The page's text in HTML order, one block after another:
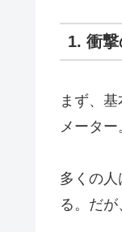
1. 衝
まず、
メーター
多くの
る。だ